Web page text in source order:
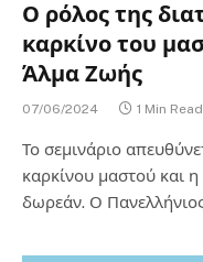
Ο ρόλος της
καρκίνο του
Άλμα Ζωής
07/06/2024 1 Min Read
Το σεμινάριο
καρκίνου μαστού και
δωρεάν. Ο